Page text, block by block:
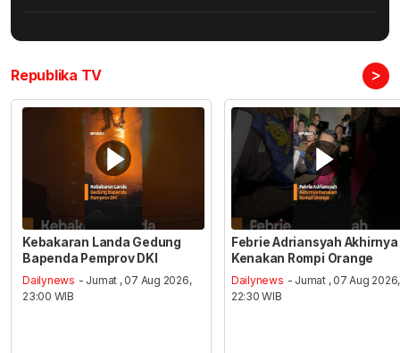
Republika TV >
Kebakaran Landa Gedung
Bapenda Pemprov DKI
Dailynews - Jumat , 07 Aug 2026,
23:00 WIB
Febrie Adriansyah Akhirnya
Kenakan Rompi Orange
Dailynews - Jumat , 07 Aug 2026,
22:30 WIB